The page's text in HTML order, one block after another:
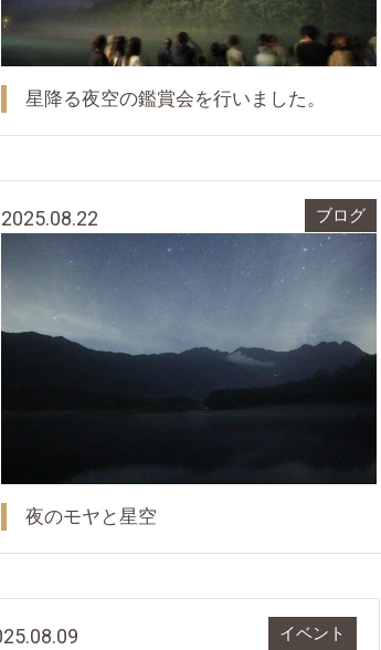
星降る夜空の鑑賞会を行いました。
2025.08.22 ブログ
夜のモヤと星空
イベント